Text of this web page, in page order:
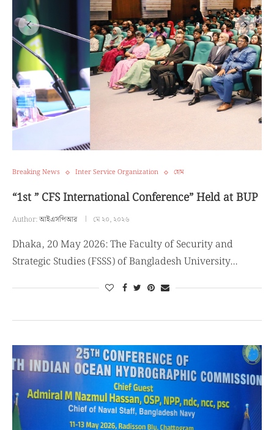
Breaking News Inter Service Organization হোম
“1st ” CFS International Conference” Held at BUP
Author:আইএসপিআর মে ২০, ২০২৬
Dhaka, 20 May 2026: The Faculty of Security and
Strategic Studies (FSSS) of Bangladesh University…